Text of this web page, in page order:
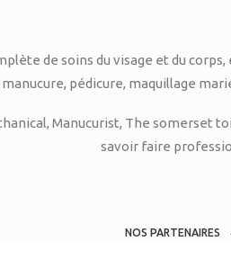
de soins du visage et du
pédicure, maquillage
Manucurist, The
savoir faire
NOS PARTENAIRES